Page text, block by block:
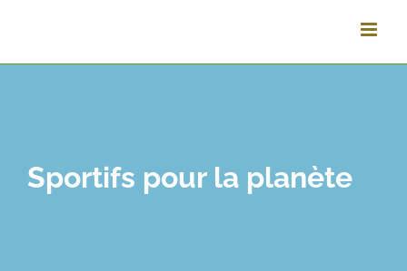
contenu
Sportifs pour la planète